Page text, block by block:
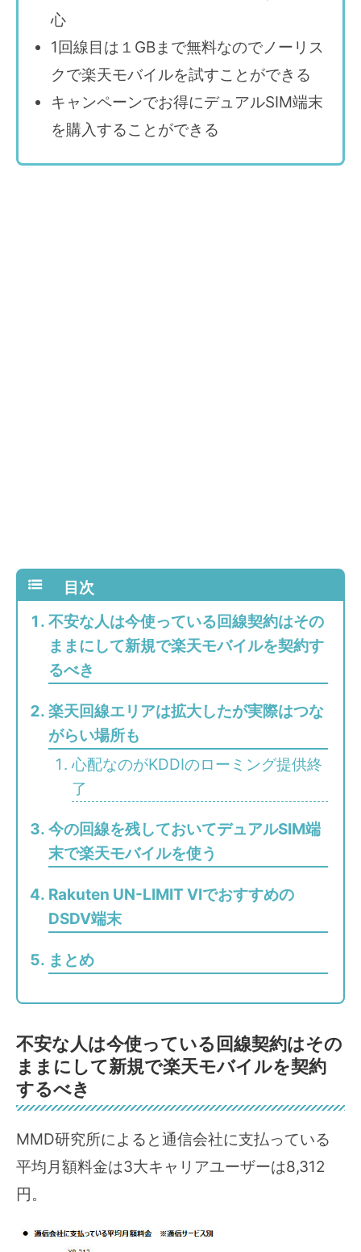
心
1回線目は１GBまで無料なのでノーリス
クで楽天モバイルを試すことができる
キャンペーンでお得にデュアルSIM端末
を購入することができる
不安な人は今使っている回線契約はその
ままにして新規で楽天モバイルを契約す
るべき
楽天回線エリアは拡大したが実際はつな
がらい場所も
心配なのがKDDIのローミング提供終
了
今の回線を残しておいてデュアルSIM端
末で楽天モバイルを使う
Rakuten UN-LIMIT VIでおすすめの
DSDV端末
まとめ
不安な人は今使っている回線契約はその
ままにして新規で楽天モバイルを契約
するべき
MMD研究所によると通信会社に支払っている
平均月額料金は3大キャリアユーザーは8,312
円。